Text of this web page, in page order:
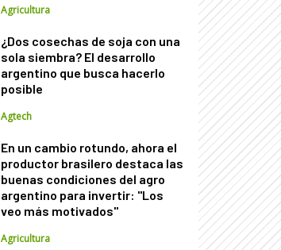
Agricultura
¿Dos cosechas de soja con una
sola siembra? El desarrollo
argentino que busca hacerlo
posible
Agtech
En un cambio rotundo, ahora el
productor brasilero destaca las
buenas condiciones del agro
argentino para invertir: "Los
veo más motivados"
Agricultura